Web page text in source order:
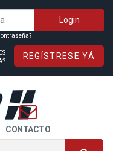
REGÍSTRESE YÁ
CONTACTO